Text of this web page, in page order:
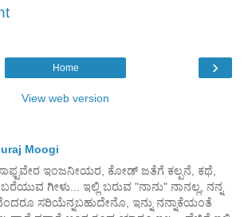
›
Home
View web version
Moogi
ಸಾಫ್ಟವೇರ ಇಂಜನೀಯರ, ಕೋಡ್ ಜತೆಗೆ ಕಲ್ಪನೆ, ಕಥೆ,
ಗೀಳು... ಇಲ್ಲಿ ಬರುವ "ನಾನು" ನಾನಲ್ಲ, ನನ್ನ
ಸರಿಯೆನ್ನಬಹುದೇನೊ, ಇನ್ನು ನನ್ನಾಕೆಯಂತೆ